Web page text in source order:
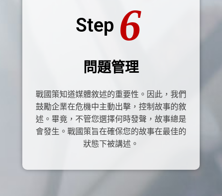
Step 6
問題管理
戰國策知道媒體敘述的重要性。因此，我們
鼓勵企業在危機中主動出擊，控制故事的敘
述。畢竟，不管您選擇何時發聲，故事總是
會發生。戰國策旨在確保您的故事在最佳的
狀態下被講述。